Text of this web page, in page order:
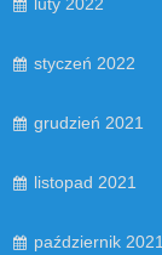
styczeń 2022
grudzień 2021
listopad 2021
październik 2021